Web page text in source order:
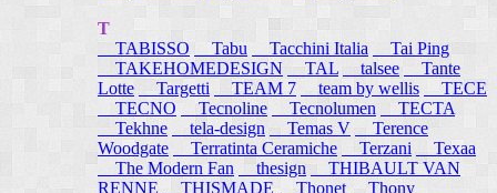
T
TABISSO
Tabu Tacchini Italia
Tai Ping
TAKEHOMEDESIGN
TAL talsee
Tante
Lotte
Targetti TEAM 7 team by wellis
TECE
TECNO
Tecnoline Tecnolumen
TECTA
Tekhne
tela-design Temas V
Terence
Woodgate
Terratinta Ceramiche Terzani
Texaa
The Modern Fan
thesign
THIBAULT VAN
RENNE
THISMADE Thonet
Thony